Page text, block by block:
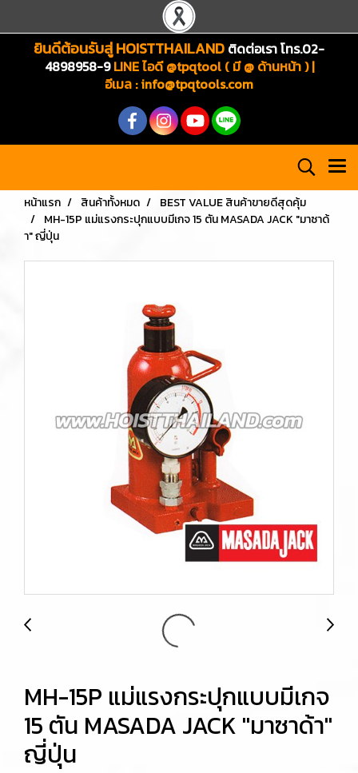
ยินดีต้อนรับสู่ HOISTTHAILAND ติดต่อเรา โทร.02-
4898958-9LINE ไอดี @tpqtool ( มี @ ด้านหน้า ) |
อีเมล :info@tpqtools.com
หน้าแรก สินค้าทั้งหมด
BEST VALUE สินค้าขายดีสุดคุ้ม
MH-15P แม่แรงกระปุกแบบมีเกจ 15 ตัน MASADA JACK "มาซาด้
า" ญี่ปุ่น
MH-15P แม่แรงกระปุกแบบมีเกจ
15 ตัน MASADA JACK "มาซาด้า"
ญี่ปุ่น